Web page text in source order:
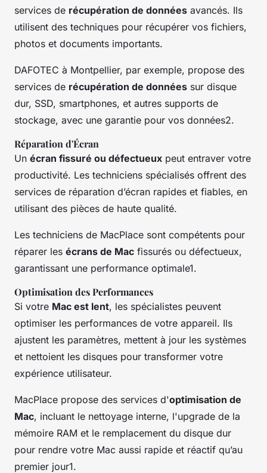
services de récupération de données avancés. Ils
utilisent des techniques pour récupérer vos fichiers,
photos et documents importants.
DAFOTEC à Montpellier, par exemple, propose des
services de récupération de données sur disque
dur, SSD, smartphones, et autres supports de
stockage, avec une garantie pour vos données2.
Réparation d'Écran
Un écran fissuré ou défectueux peut entraver votre
productivité. Les techniciens spécialisés offrent des
services de réparation d’écran rapides et fiables, en
utilisant des pièces de haute qualité.
Les techniciens de MacPlace sont compétents pour
réparer les écrans de Mac fissurés ou défectueux,
garantissant une performance optimale1.
Optimisation des Performances
Si votre Mac est lent, les spécialistes peuvent
optimiser les performances de votre appareil. Ils
ajustent les paramètres, mettent à jour les systèmes
et nettoient les disques pour transformer votre
expérience utilisateur.
MacPlace propose des services d'optimisation de
Mac, incluant le nettoyage interne, l'upgrade de la
mémoire RAM et le remplacement du disque dur
pour rendre votre Mac aussi rapide et réactif qu’au
premier jour1.